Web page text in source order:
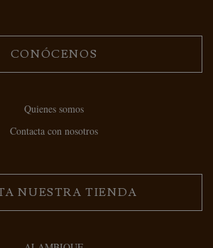
CONÓCENOS
Quienes somos
Contacta con nosotros
NUESTRA TIENDA